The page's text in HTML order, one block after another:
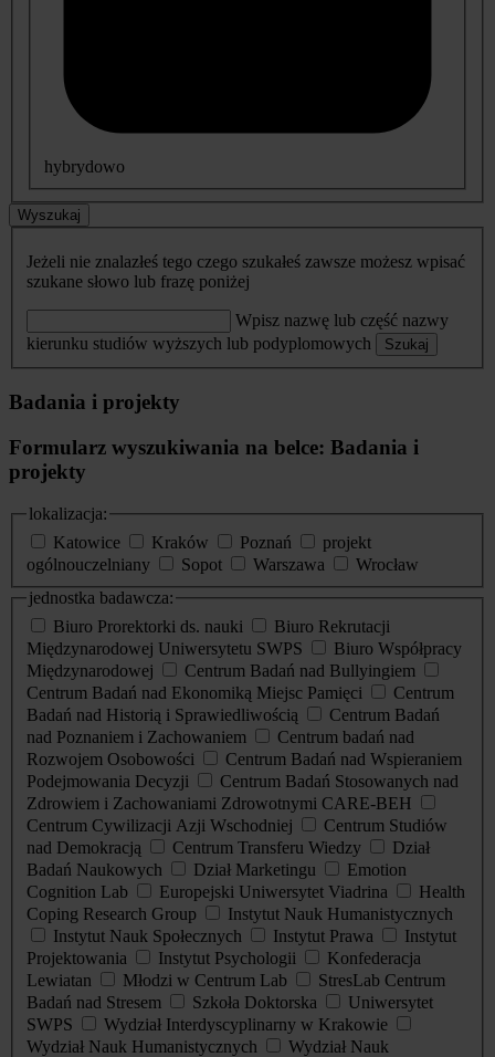
hybrydowo
Wyszukaj
Jeżeli nie znalazłeś tego czego szukałeś zawsze możesz wpisać
szukane słowo lub frazę poniżej
Wpisz nazwę lub część nazwy
kierunku studiów wyższych lub podyplomowych
Szukaj
Badania i projekty
Formularz wyszukiwania na belce: Badania i
projekty
lokalizacja:
Katowice
Kraków Poznań
projekt
ogólnouczelniany
Sopot Warszawa
Wrocław
jednostka badawcza:
Biuro Prorektorki ds. nauki
Biuro Rekrutacji
Międzynarodowej Uniwersytetu SWPS
Biuro Współpracy
Międzynarodowej
Centrum Badań nad Bullyingiem
Centrum Badań nad Ekonomiką Miejsc Pamięci
Centrum
Badań nad Historią i Sprawiedliwością
Centrum Badań
nad Poznaniem i Zachowaniem
Centrum badań nad
Rozwojem Osobowości
Centrum Badań nad Wspieraniem
Podejmowania Decyzji
Centrum Badań Stosowanych nad
Zdrowiem i Zachowaniami Zdrowotnymi CARE-BEH
Centrum Cywilizacji Azji Wschodniej
Centrum Studiów
nad Demokracją
Centrum Transferu Wiedzy
Dział
Badań Naukowych
Dział Marketingu
Emotion
Cognition Lab
Europejski Uniwersytet Viadrina
Health
Coping Research Group
Instytut Nauk Humanistycznych
Instytut Nauk Społecznych
Instytut Prawa
Instytut
Projektowania
Instytut Psychologii
Konfederacja
Lewiatan
Młodzi w Centrum Lab
StresLab Centrum
Badań nad Stresem
Szkoła Doktorska
Uniwersytet
SWPS
Wydział Interdyscyplinarny w Krakowie
Wydział Nauk Humanistycznych
Wydział Nauk